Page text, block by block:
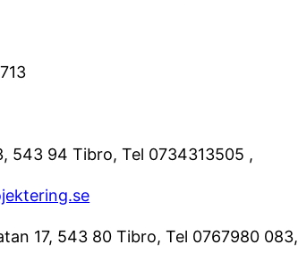
543 94 Tibro, Tel 0734313505 ,
17, 543 80 Tibro, Tel 0767980 083,